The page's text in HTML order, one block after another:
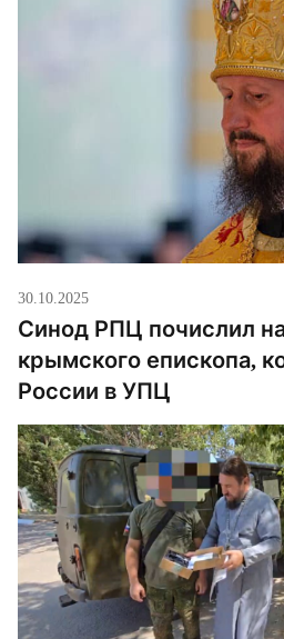
защитникам, отдавшим
в первую очередь
в войне против Украины.
30.10.2025
Синод РПЦ почислил
крымского епископа,
России в УПЦ